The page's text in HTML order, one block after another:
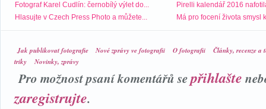
Fotograf Karel Cudlín: černobílý výlet do...
Pirelli kalendář 2016
Hlasujte v Czech Press Photo a můžete...
Má pro focení života smysl
Jak publikovat fotografie Nové zprávy ve fotografii O fotografii
Články, recenze a
triky
Novinky, zprávy
Pro možnost psaní komentářů sepřihlašte
zaregistrujte.